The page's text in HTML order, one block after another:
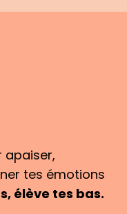
apaiser,
tes émotions
élève tes bas.